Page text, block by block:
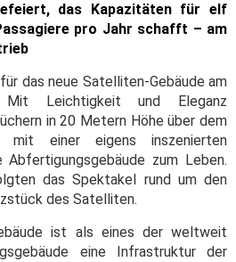
das Kapazitäten für elf
pro Jahr schafft – am
das neue Satelliten-Gebäude am
Mit Leichtigkeit und Eleganz
in 20 Metern Höhe über dem
mit einer eigens inszenierten
Abfertigungsgebäude zum Leben.
das Spektakel rund um den
des Satelliten.
ist als eines der weltweit
eine Infrastruktur der